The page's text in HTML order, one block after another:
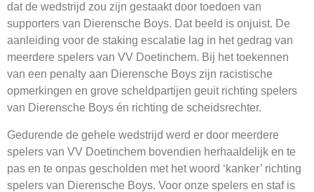
dat de wedstrijd zou zijn gestaakt door toedoen van
supporters van Dierensche Boys. Dat beeld is onjuist. De
aanleiding voor de staking escalatie lag in het gedrag van
meerdere spelers van VV Doetinchem. Bij het toekennen
van een penalty aan Dierensche Boys zijn racistische
opmerkingen en grove scheldpartijen geuit richting spelers
van Dierensche Boys én richting de scheidsrechter.
Gedurende de gehele wedstrijd werd er door meerdere
spelers van VV Doetinchem bovendien herhaaldelijk en te
pas en te onpas gescholden met het woord ‘kanker’ richting
spelers van Dierensche Boys. Voor onze spelers en staf is